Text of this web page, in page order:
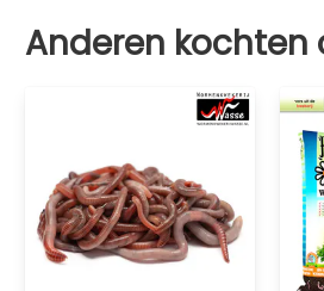
Anderen kochten